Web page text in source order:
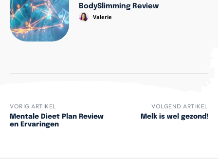
BodySlimming Review
Valerie
VORIG ARTIKEL
Mentale Dieet Plan Review
en Ervaringen
VOLGEND ARTIKEL
Melk is wel gezond!